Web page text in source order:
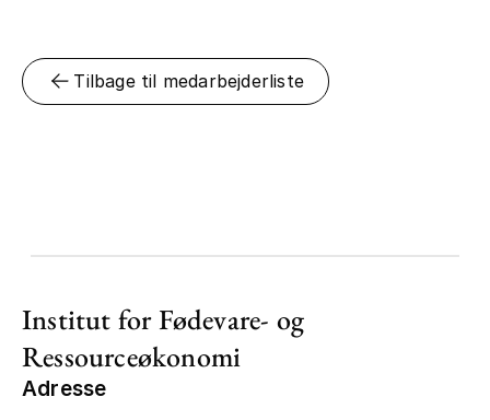
Tilbage til medarbejderliste
Institut for Fødevare- og
Ressourceøkonomi
Adresse